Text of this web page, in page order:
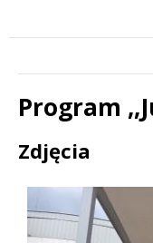
Program
Treść
Zdjęcia